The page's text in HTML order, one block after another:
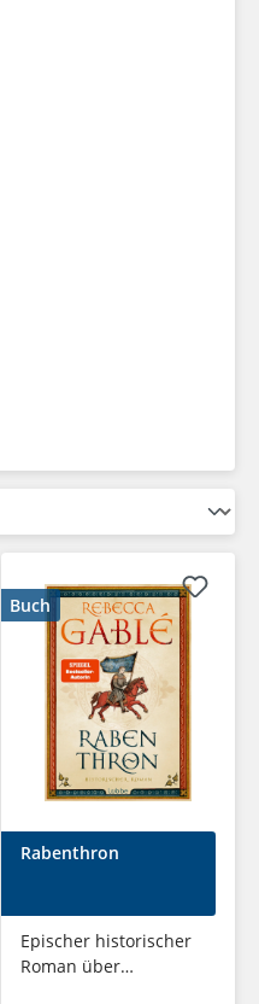
Buch
Rabenthron
Epischer historischer
Roman über